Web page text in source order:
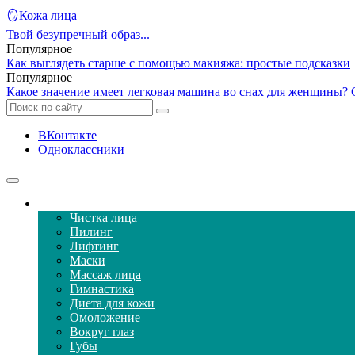
🪞Кожа лица
Твой безупречный образ...
Популярное
Как выглядеть старше с помощью макияжа: простые подсказки
Популярное
Какое значение имеет легковая машина во снах для
ВКонтакте
Одноклассники
Чистка лица
Пилинг
Лифтинг
Маски
Массаж лица
Гимнастика
Диета для кожи
Омоложение
Вокруг глаз
Губы